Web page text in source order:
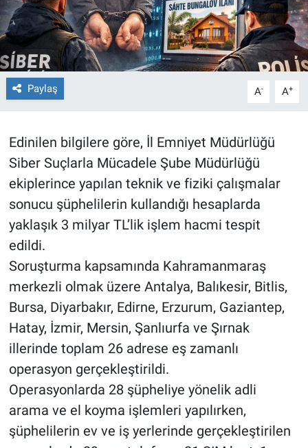
Paylaş A- A+
Edinilen bilgilere göre, İl Emniyet Müdürlüğü
Siber Suçlarla Mücadele Şube Müdürlüğü
ekiplerince yapılan teknik ve fiziki çalışmalar
sonucu şüphelilerin kullandığı hesaplarda
yaklaşık 3 milyar TL’lik işlem hacmi tespit
edildi.
Soruşturma kapsamında Kahramanmaraş
merkezli olmak üzere Antalya, Balıkesir, Bitlis,
Bursa, Diyarbakır, Edirne, Erzurum, Gaziantep,
Hatay, İzmir, Mersin, Şanlıurfa ve Şırnak
illerinde toplam 26 adrese eş zamanlı
operasyon gerçekleştirildi.
Operasyonlarda 28 şüpheliye yönelik adli
arama ve el koyma işlemleri yapılırken,
şüphelilerin ev ve iş yerlerinde gerçekleştirilen
ASAYİŞ
ÇEVRE
HABERDE İNSAN
BİLİM VE TEKNOLOJİ
Güvenlik
Bölge